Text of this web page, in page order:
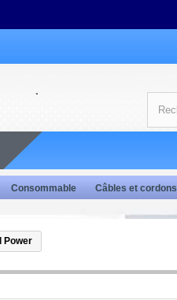
Consommable Câbles et cordons
Power